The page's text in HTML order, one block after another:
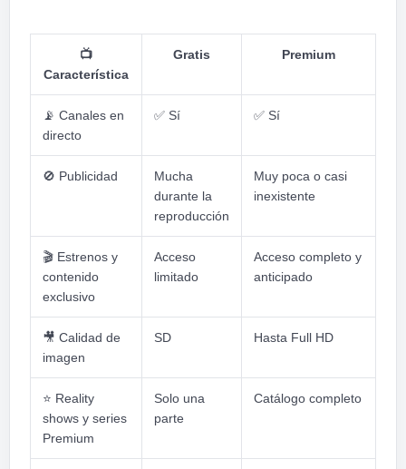
📺
Característica
Gratis Premium
📡 Canales en
directo
✅ Sí ✅ Sí
🚫 Publicidad
Mucha
durante la
reproducción
Muy poca o casi
inexistente
🎬 Estrenos y
contenido
exclusivo
Acceso
limitado
Acceso completo y
anticipado
🎥 Calidad de
imagen
SD Hasta Full HD
⭐ Reality
shows y series
Premium
Solo una
parte
Catálogo completo